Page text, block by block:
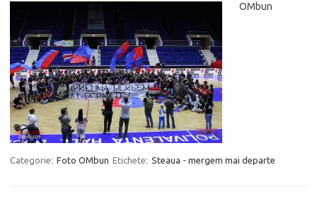
OMbun
Categorie: Foto OMbun Etichete: Steaua - mergem mai departe